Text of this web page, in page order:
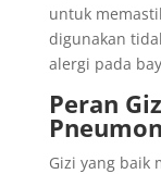
untuk
digunakan
alergi pada
Peran
Gizi yang baik